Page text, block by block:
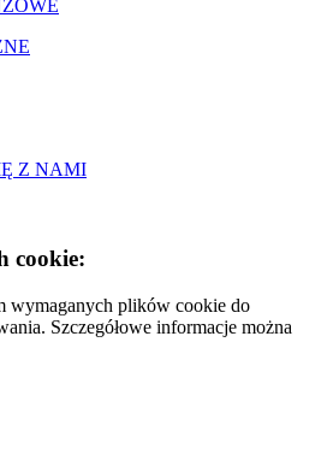
Z NAMI
cookie:
wymaganych plików cookie do
Szczegółowe informacje można